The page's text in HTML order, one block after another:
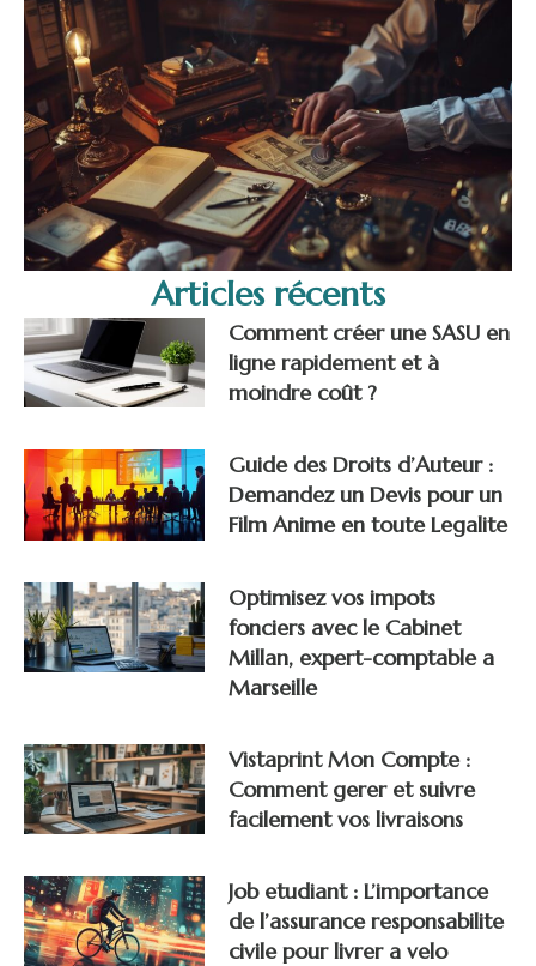
Articles récents
Comment créer une SASU en
ligne rapidement et à
moindre coût ?
Guide des Droits d’Auteur :
Demandez un Devis pour un
Film Anime en toute Legalite
Optimisez vos impots
fonciers avec le Cabinet
Millan, expert-comptable a
Marseille
Vistaprint Mon Compte :
Comment gerer et suivre
facilement vos livraisons
Job etudiant : L’importance
de l’assurance responsabilite
civile pour livrer a velo